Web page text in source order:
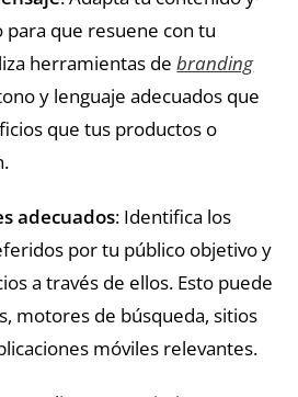
que resuene con tu
herramientas debranding
y lenguaje adecuados que
que tus productos o
adecuados: Identifica los
por tu público objetivo y
a través de ellos. Esto puede
motores de búsqueda, sitios
móviles relevantes.